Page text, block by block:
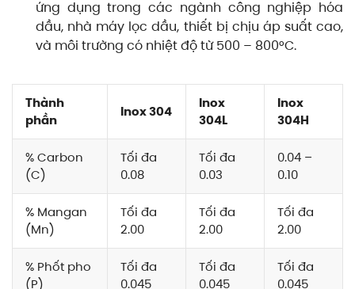
ứng dụng trong các ngành công nghiệp hóa
dầu, nhà máy lọc dầu, thiết bị chịu áp suất cao,
và môi trường có nhiệt độ từ 500 – 800°C.
Thành
phần
Inox 304
Inox
304L
Inox
304H
% Carbon
(C)
Tối đa
0.08
Tối đa
0.03
0.04 –
0.10
% Mangan
(Mn)
Tối đa
2.00
Tối đa
2.00
Tối đa
2.00
% Phốt pho
(P)
Tối đa
0.045
Tối đa
0.045
Tối đa
0.045